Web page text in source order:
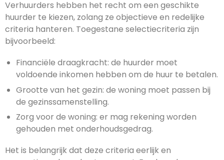
Verhuurders hebben het recht om een geschikte
huurder te kiezen, zolang ze objectieve en redelijke
criteria hanteren. Toegestane selectiecriteria zijn
bijvoorbeeld:
Financiële draagkracht: de huurder moet
voldoende inkomen hebben om de huur te betalen.
Grootte van het gezin: de woning moet passen bij
de gezinssamenstelling.
Zorg voor de woning: er mag rekening worden
gehouden met onderhoudsgedrag.
Het is belangrijk dat deze criteria eerlijk en